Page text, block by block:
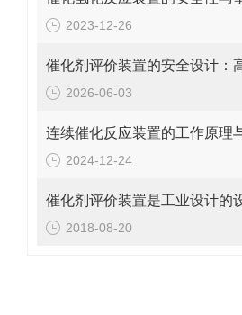
2023-12-26
2026-06-03
2024-12-24
2018-08-20